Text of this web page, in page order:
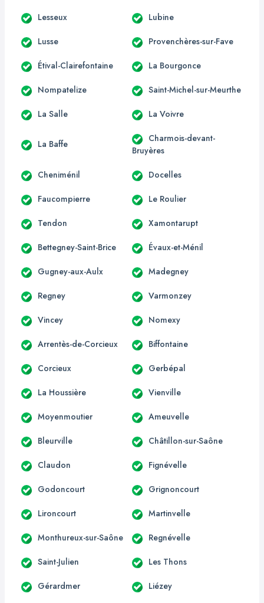
Lesseux Lubine
Lusse Provenchères-sur-Fave
Étival-Clairefontaine La Bourgonce
Nompatelize Saint-Michel-sur-Meurthe
La Salle La Voivre
La Baffe
Charmois-devant-
Bruyères
Cheniménil Docelles
Faucompierre Le Roulier
Tendon Xamontarupt
Bettegney-Saint-Brice Évaux-et-Ménil
Gugney-aux-Aulx Madegney
Regney Varmonzey
Vincey Nomexy
Arrentès-de-Corcieux Biffontaine
Corcieux Gerbépal
La Houssière Vienville
Moyenmoutier Ameuvelle
Bleurville Châtillon-sur-Saône
Claudon Fignévelle
Godoncourt Grignoncourt
Lironcourt Martinvelle
Monthureux-sur-Saône Regnévelle
Saint-Julien Les Thons
Gérardmer Liézey